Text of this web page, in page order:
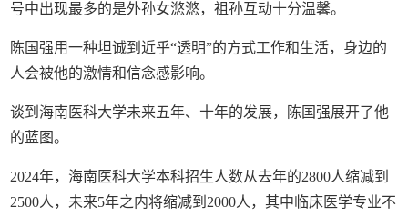
号中出现最多的是外孙女滺滺，祖孙互动十分温馨。
陈国强用一种坦诚到近乎“透明”的方式工作和生活，身边的
人会被他的激情和信念感影响。
谈到海南医科大学未来五年、十年的发展，陈国强展开了他
的蓝图。
2024年，海南医科大学本科招生人数从去年的2800人缩减到
2500人，未来5年之内将缩减到2000人，其中临床医学专业不